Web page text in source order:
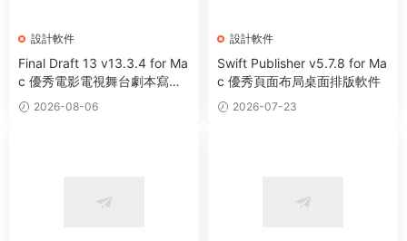
設計軟件
Final Draft 13 v13.3.4 for Ma
c 優秀電影電視舞台劇本寫作
軟件2026-08-06
設計軟件
Swift Publisher v5.7.8 for Ma
c 優秀頁面布局桌面排版軟件
2026-07-23